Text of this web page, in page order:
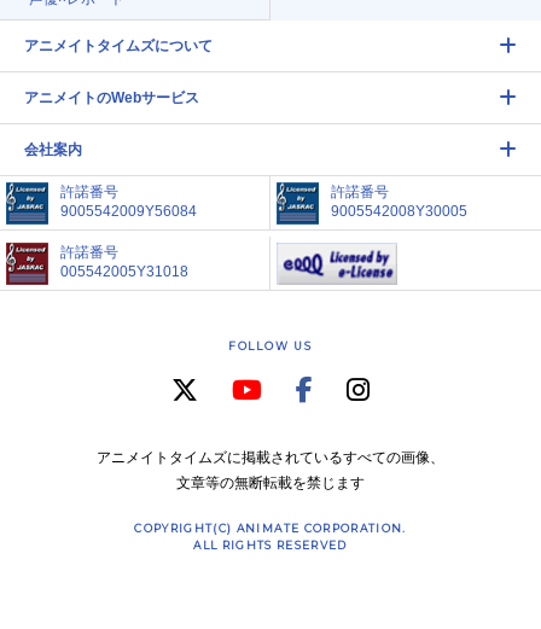
アニメイトタイムズについて
アニメイトのWebサービス
会社案内
許諾番号
9005542009Y56084
許諾番号
9005542008Y30005
許諾番号
005542005Y31018
FOLLOW US
アニメイトタイムズに掲載されているすべての画像、
文章等の無断転載を禁じます
COPYRIGHT(C) ANIMATE CORPORATION.
ALL RIGHTS RESERVED